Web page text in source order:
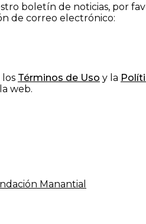
boletín de noticias, por
de correo electrónico:
Términos de Uso y la
web.
Manantial